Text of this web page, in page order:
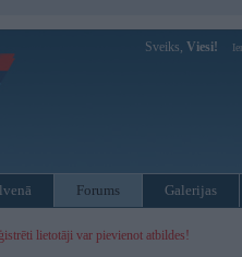
Sveiks, Viesi!
Forums Galerijas
lietotāji var pievienot atbildes!